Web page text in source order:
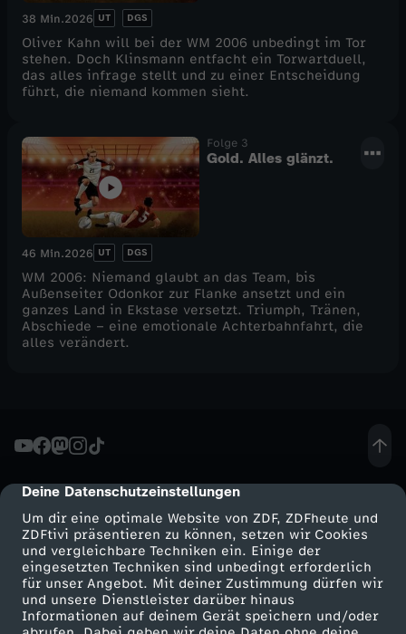
cmp-dialog-description
Deine Datenschutzeinstellungen
Um dir eine optimale Website von ZDF, ZDFheute und
ZDFtivi präsentieren zu können, setzen wir Cookies
und vergleichbare Techniken ein. Einige der
eingesetzten Techniken sind unbedingt erforderlich
für unser Angebot. Mit deiner Zustimmung dürfen wir
und unsere Dienstleister darüber hinaus
Informationen auf deinem Gerät speichern und/oder
-
D
e
u
t
s
c
h
d
s
W
38 Min.2026 UT DGS
Oliver Kahn will bei der WM 2006 unbedingt im Tor
stehen. Doch Klinsmann entfacht ein Torwartduell,
das alles infrage stellt und zu einer Entscheidung
führt, die niemand kommen sieht.
Folge 3
Gold. Alles glänzt.
46 Min.2026 UT DGS
WM 2006: Niemand glaubt an das Team, bis
Außenseiter Odonkor zur Flanke ansetzt und ein
ganzes Land in Ekstase versetzt. Triumph, Tränen,
Abschiede – eine emotionale Achterbahnfahrt, die
alles verändert.
Mehr ZDF
ZDF-Apps
Service
ZDFmitreden